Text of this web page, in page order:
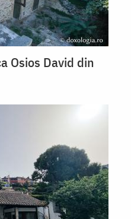
Osios David din